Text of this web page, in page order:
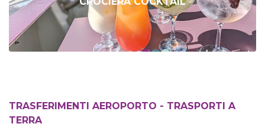
TRASFERIMENTI AEROPORTO - TRASPORTI A
TERRA